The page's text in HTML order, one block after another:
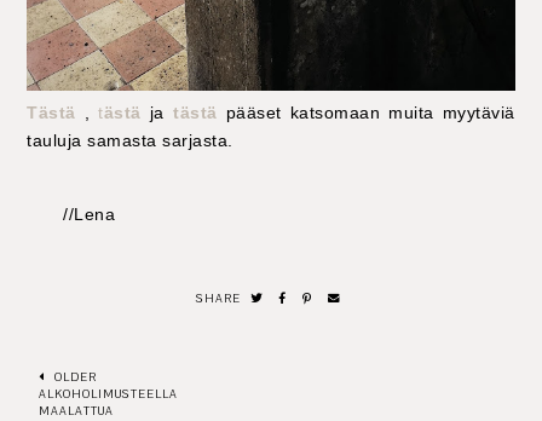
Tästä ,tästä ja tästä pääset katsomaan muita myytäviä
tauluja samasta sarjasta.
//Lena
SHARE
OLDER
ALKOHOLIMUSTEELLA
MAALATTUA